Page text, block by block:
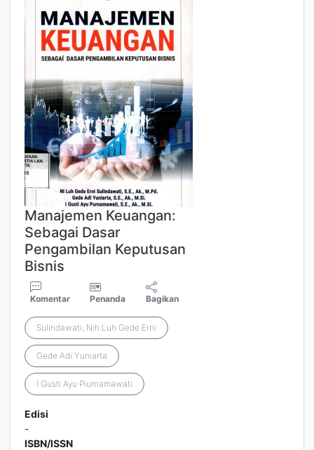
Manajemen Keuangan:
Sebagai Dasar
Pengambilan Keputusan
Bisnis
Komentar Penanda Bagikan
Sulindawati, Nih Luh Gede Erni
Gede Adi Yuniarta
I Gusti Ayu Piurnamawati
Edisi
-
ISBN/ISSN